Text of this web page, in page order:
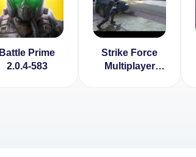
Battle Prime
2.0.4-583
Strike Force
Multiplayer